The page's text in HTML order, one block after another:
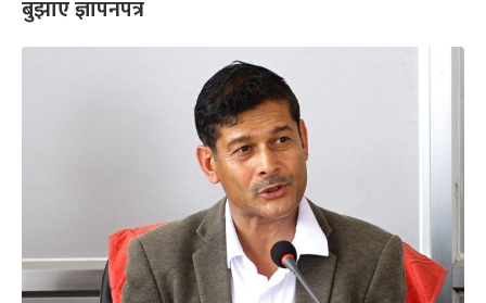
बुझाए ज्ञापनपत्र